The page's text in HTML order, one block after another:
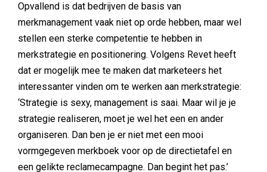
Opvallend is dat bedrijven de basis van
merkmanagement vaak niet op orde hebben, maar wel
stellen een sterke competentie te hebben in
merkstrategie en positionering. Volgens Revet heeft
dat er mogelijk mee te maken dat marketeers het
interessanter vinden om te werken aan merkstrategie:
‘Strategie is sexy, management is saai. Maar wil je je
strategie realiseren, moet je wel het een en ander
organiseren. Dan ben je er niet met een mooi
vormgegeven merkboek voor op de directietafel en
een gelikte reclamecampagne. Dan begint het pas.’